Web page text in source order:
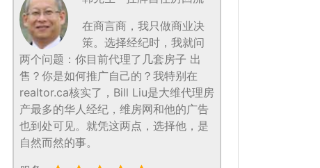
在商言商，我只做商业决
策。选择经纪时，我就问
两个问题：你目前代理了几套房子 出
售？你是如何推广自己的？我特别在
realtor.ca核实了，Bill Liu是大维代理房
产最多的华人经纪，维房网和他的广告
也到处可见。就凭这两点，选择他，是
自然而然的事。